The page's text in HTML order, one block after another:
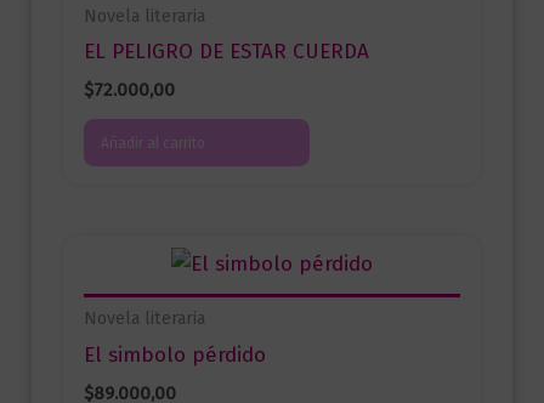
Novela literaria
EL PELIGRO DE ESTAR CUERDA
$72.000,00
Añadir al carrito
Novela literaria
El simbolo pérdido
$89.000,00